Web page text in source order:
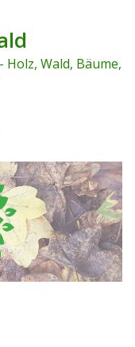
Holz, Wald, Bäume,